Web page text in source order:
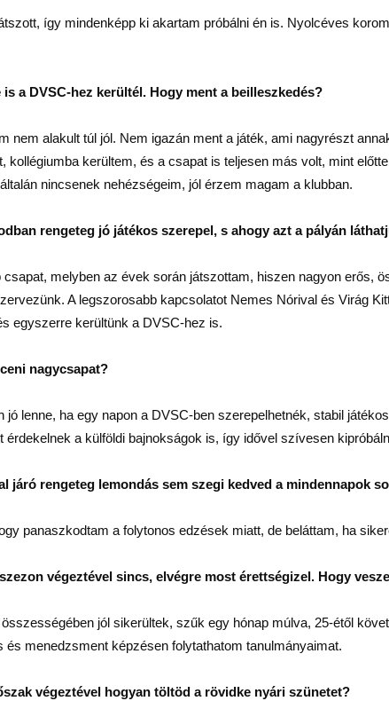
így mindenképp ki akartam próbálni én is. Nyolcéves
is a DVSC-hez kerültél. Hogy ment a beilleszkedés?
nem alakult túl jól. Nem igazán ment a játék, ami nagyrészt
kollégiumba kerültem, és a csapat is teljesen más volt, mint
nincsenek nehézségeim, jól érzem magam a klubban.
rengeteg jó játékos szerepel, s ahogy azt a pályán
csapat, melyben az évek során játszottam, hiszen nagyon
A legszorosabb kapcsolatot Nemes Nórival és Virág
egyszerre kerültünk a DVSC-hez is.
nagycsapat?
jó lenne, ha egy napon a DVSC-ben szerepelhetnék, stabil
érdekelnek a külföldi bajnokságok is, így idővel szívesen
járó rengeteg lemondás sem szegi kedved a mindennapok
panaszkodtam a folytonos edzések miatt, de beláttam, ha
végeztével sincs, elvégre most érettségizel. Hogy
jól sikerültek, szűk egy hónap múlva, 25-étől
és menedzsment képzésen folytathatom tanulmányaimat.
végeztével hogyan töltöd a rövidke nyári szünetet?